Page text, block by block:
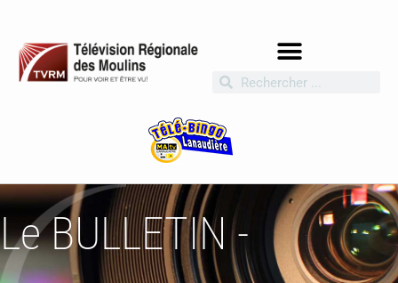
Le BULLETIN -